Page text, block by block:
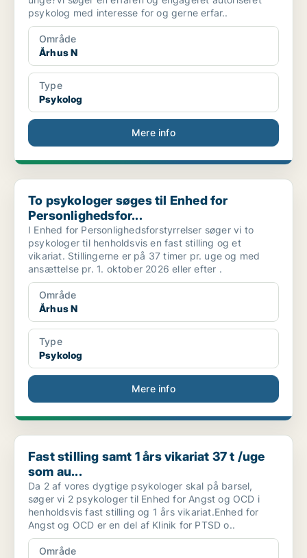
psykolog med interesse for og gerne erfar..
Område
Århus N
Type
Psykolog
Mere info
To psykologer søges til Enhed for Personlighedsfor...
To psykologer søges til Enhed for
Personlighedsfor...
I Enhed for Personlighedsforstyrrelser søger vi to
psykologer til henholdsvis en fast stilling og et
vikariat. Stillingerne er på 37 timer pr. uge og med
ansættelse pr. 1. oktober 2026 eller efter .
Område
Århus N
Type
Psykolog
Mere info
Fast stilling samt 1 års vikariat 37 t /uge som au...
Fast stilling samt 1 års vikariat 37 t /uge
som au...
Da 2 af vores dygtige psykologer skal på barsel,
søger vi 2 psykologer til Enhed for Angst og OCD i
henholdsvis fast stilling og 1 års vikariat.Enhed for
Angst og OCD er en del af Klinik for PTSD o..
Område